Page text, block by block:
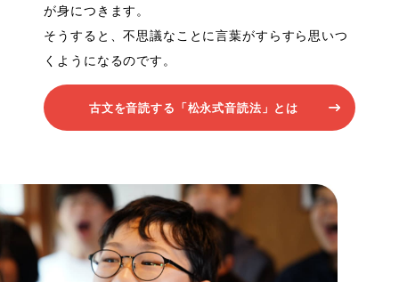
が身につきます。
そうすると、不思議なことに言葉がすらすら思いつ
くようになるのです。
古文を音読する「松永式音読法」とは